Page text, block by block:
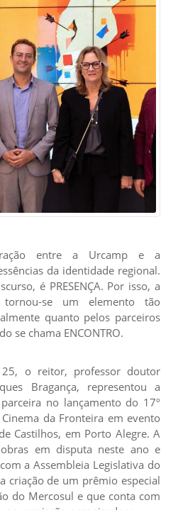
entre a Urcamp e a
da identidade regional.
é PRESENÇA. Por isso, a
se um elemento tão
quanto pelos parceiros
se chama ENCONTRO.
o reitor, professor doutor
Bragança, representou a
no lançamento do 17º
da Fronteira em evento
Castilhos, em Porto Alegre. A
em disputa neste ano e
a Assembleia Legislativa do
criação de um prêmio especial
do Mercosul e que conta com